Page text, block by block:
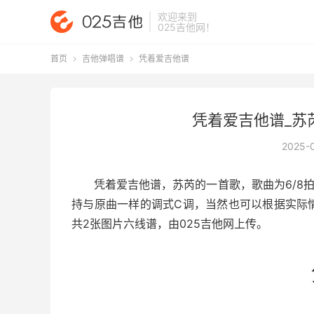
欢迎来到
025吉他网 ！
首页  吉他弹唱谱  凭着爱吉他谱
凭着爱吉他谱_苏
2025-
凭着爱吉他谱，苏芮的一首歌，歌曲为6/8
持与原曲一样的调式C调，当然也可以根据实
共2张图片六线谱，由025吉他网上传。